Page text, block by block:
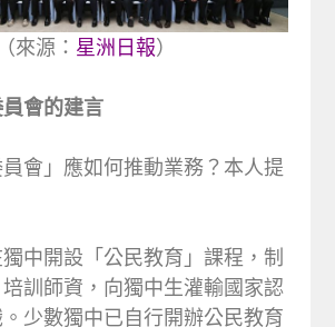
（來源： 星洲日報）
會的建言
員會」應如何推動業務？本人提
中開設「公民教育」課程，制
訓師資，向獨中生灌輸國家認
少數獨中已自行開辦公民教育